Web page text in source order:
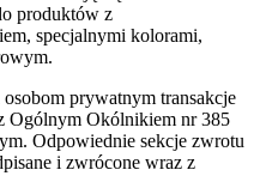
produktów z
specjalnymi kolorami,
prywatnym transakcje
Ogólnym Okólnikiem nr 385
Odpowiednie sekcje zwrotu
i zwrócone wraz z